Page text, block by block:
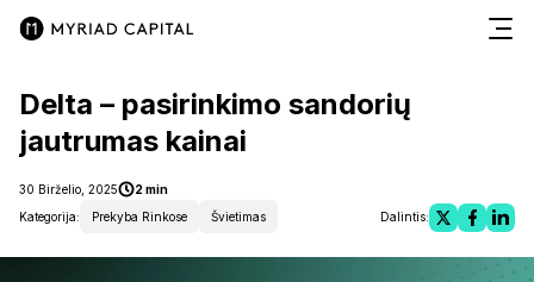
Delta – pasirinkimo sandorių
jautrumas kainai
30 Birželio, 2025
2 min
Kategorija:
Prekyba Rinkose Švietimas Dalintis: